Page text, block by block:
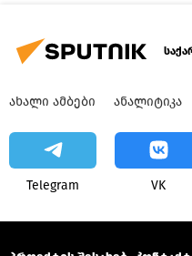
ᲐᲮᲐᲚᲘ ᲐᲛᲑᲔᲑᲘ ᲐᲜᲐᲚᲘᲢᲘᲙᲐ
Telegram VK